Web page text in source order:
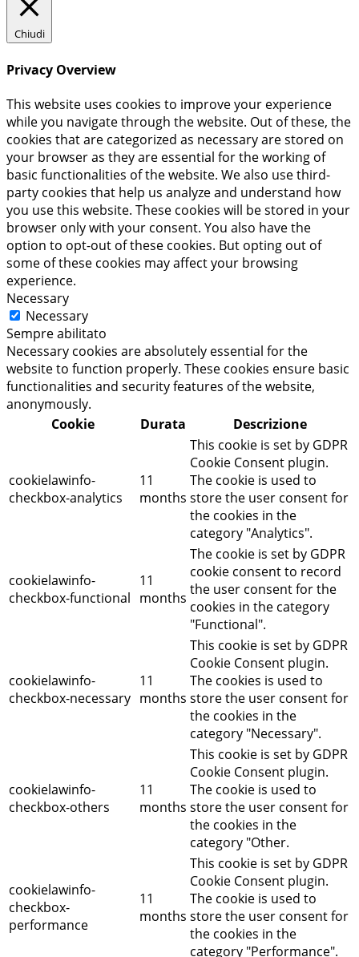
Chiudi
Privacy Overview
This website uses cookies to improve your experience
while you navigate through the website. Out of these, the
cookies that are categorized as necessary are stored on
your browser as they are essential for the working of
basic functionalities of the website. We also use third-
party cookies that help us analyze and understand how
you use this website. These cookies will be stored in your
browser only with your consent. You also have the
option to opt-out of these cookies. But opting out of
some of these cookies may affect your browsing
experience.
Necessary
Necessary
Sempre abilitato
Necessary cookies are absolutely essential for the
website to function properly. These cookies ensure basic
functionalities and security features of the website,
anonymously.
Cookie
Durata Descrizione
cookielawinfo-
checkbox-analytics
11
months
This cookie is set by GDPR
Cookie Consent plugin.
The cookie is used to
store the user consent for
the cookies in the
category "Analytics".
cookielawinfo-
checkbox-functional
11
months
The cookie is set by GDPR
cookie consent to record
the user consent for the
cookies in the category
"Functional".
cookielawinfo-
checkbox-necessary
11
months
This cookie is set by GDPR
Cookie Consent plugin.
The cookies is used to
store the user consent for
the cookies in the
category "Necessary".
cookielawinfo-
checkbox-others
11
months
This cookie is set by GDPR
Cookie Consent plugin.
The cookie is used to
store the user consent for
the cookies in the
category "Other.
cookielawinfo-
checkbox-
performance
11
months
This cookie is set by GDPR
Cookie Consent plugin.
The cookie is used to
store the user consent for
the cookies in the
category "Performance".